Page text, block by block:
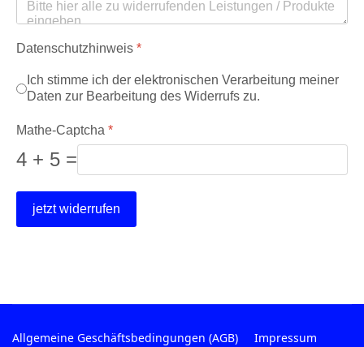
Datenschutzhinweis *
Ich stimme ich der elektronischen Verarbeitung meiner
Daten zur Bearbeitung des Widerrufs zu.
Mathe-Captcha *
4 + 5 =
jetzt widerrufen
Allgemeine Geschäftsbedingungen (AGB) Impressum